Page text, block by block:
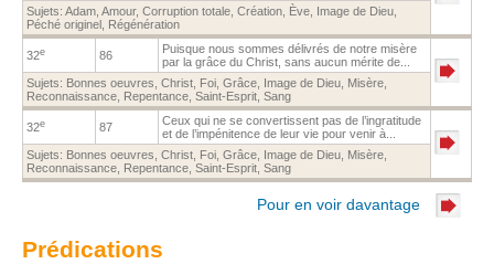
Sujets: Adam Amour, Corruption totale Création Ève Image de Dieu
Péché originel Régénération
32e 86
Puisque nous sommes délivrés de notre misère
par la grâce du Christ, sans aucun mérite de...
Sujets: Bonnes oeuvres Christ Foi Grâce Image de Dieu Misère
Reconnaissance Repentance Saint-Esprit Sang
32e 87
Ceux qui ne se convertissent pas de l’ingratitude
et de l’impénitence de leur vie pour venir à...
Sujets: Bonnes oeuvres Christ Foi Grâce Image de Dieu Misère
Reconnaissance Repentance Saint-Esprit Sang
Pour en voir davantage
Prédications